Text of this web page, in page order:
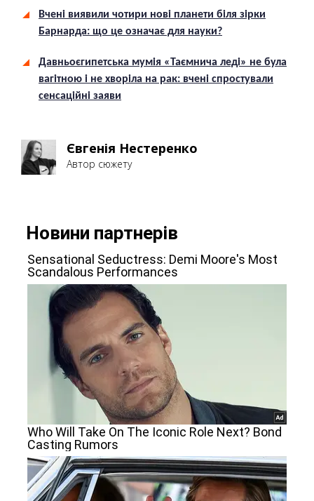
Вчені виявили чотири нові планети біля зірки
Барнарда: що це означає для науки?
Давньоєгипетська мумія «Таємнича леді» не була
вагітною і не хворіла на рак: вчені спростували
сенсаційні заяви
Євгенія Нестеренко
Автор сюжету